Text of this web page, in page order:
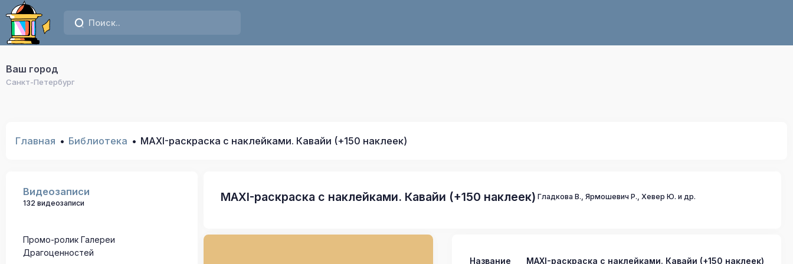
Ваш город
Санкт-Петербург
Главная Библиотека MAXI-раскраска с наклейками. Кавайи (+150 наклеек)
Видеозаписи
132 видеозаписи
Промо-ролик Галереи
Драгоценностей
MAXI-раскраска с наклейками. Кавайи (+150 наклеек) Гладкова В., Ярмошевич Р., Хевер Ю. и др.
Название MAXI-раскраска с наклейками. Кавайи (+150 наклеек)